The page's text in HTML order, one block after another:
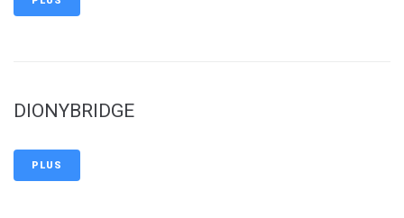
DIONYBRIDGE
PLUS